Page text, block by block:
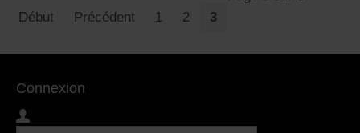
Début Précédent 1 2 3
Connexion